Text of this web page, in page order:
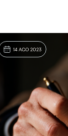
14 AGO 2023